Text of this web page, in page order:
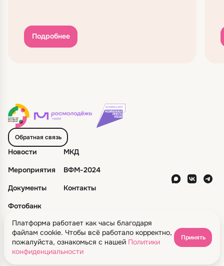
Подробнее
Обратная связь
Новости
МКД
Мероприятия
ВФМ-2024
Документы
Контакты
Фотобанк
«Дирекция Всемирного фестиваля молодежи»
Все права защищены
Политика конфиденциальности
Платформа работает как часы благодаря
файлам cookie. Чтобы всё работало корректно,
пожалуйста, ознакомься с нашей Политики
конфиденциальности
Принять